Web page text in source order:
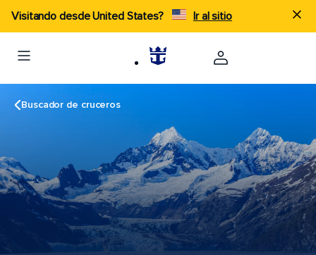
Visitando desde United States? Ir al sitio
Buscador de cruceros